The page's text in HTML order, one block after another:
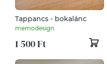
Tappancs - bokalánc
memodesign
1 500 Ft